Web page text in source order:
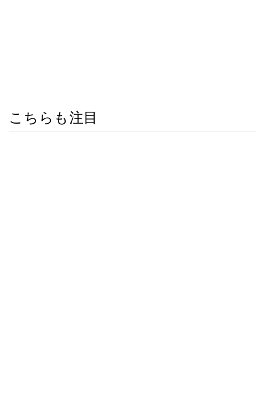
こちらも注目